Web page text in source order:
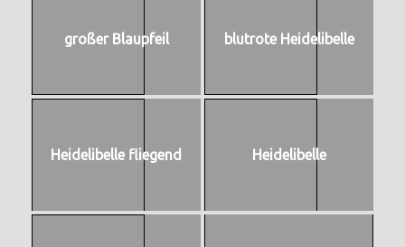
großer Blaupfeil blutrote Heidelibelle
Heidelibelle fliegend Heidelibelle